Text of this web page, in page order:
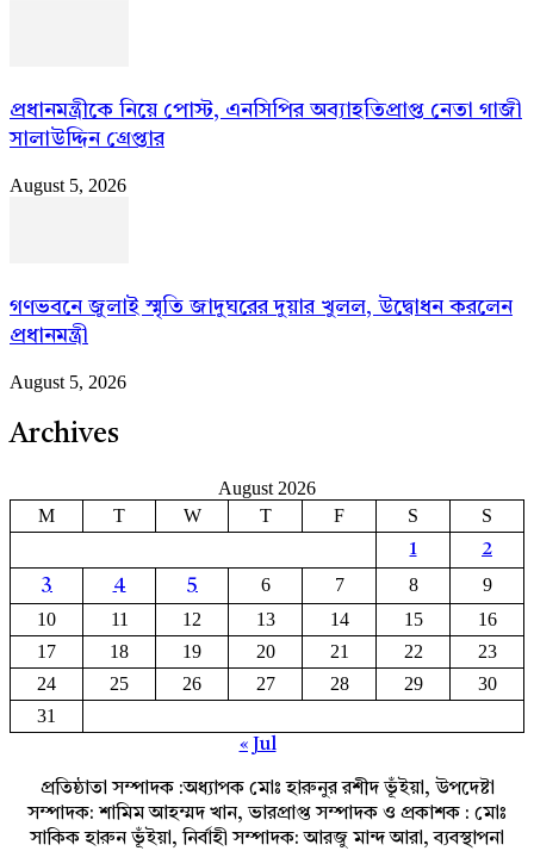
প্রধানমন্ত্রীকে নিয়ে পোস্ট, এনসিপির অব্যাহতিপ্রাপ্ত নেতা গাজী
সালাউদ্দিন গ্রেপ্তার
August 5, 2026
গণভবনে জুলাই স্মৃতি জাদুঘরের দুয়ার খুলল, উদ্বোধন করলেন
প্রধানমন্ত্রী
August 5, 2026
Archives
August 2026
M
T W T F S S
1
2
3
4 5 6 7 8
9
10
11 12 13 14 15
16
17
18 19 20 21 22
23
24
25 26 27 28 29
30
31
« Jul
প্রতিষ্ঠাতা সম্পাদক :অধ্যাপক মোঃ হারুনুর রশীদ ভূঁইয়া, উপদেষ্টা
সম্পাদক: শামিম আহম্মদ খান, ভারপ্রাপ্ত সম্পাদক ও প্রকাশক : মোঃ
সাকিক হারুন ভূঁইয়া, নির্বাহী সম্পাদক: আরজু মান্দ আরা, ব্যবস্থাপনা